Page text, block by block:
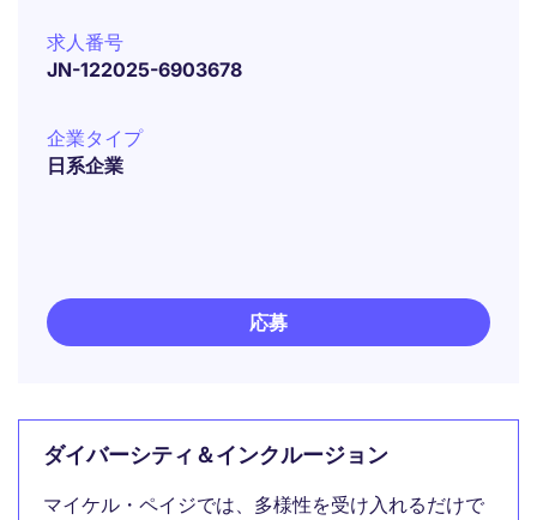
求人番号
JN-122025-6903678
企業タイプ
日系企業
応募
ダイバーシティ＆インクルージョン
マイケル・ペイジでは、多様性を受け入れるだけで